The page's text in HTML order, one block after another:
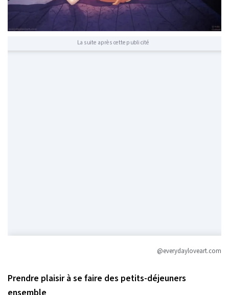
La suite après cette publicité
@everydayloveart.com
Prendre plaisir à se faire des petits-déjeuners